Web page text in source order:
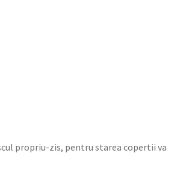
propriu-zis, pentru starea copertii va